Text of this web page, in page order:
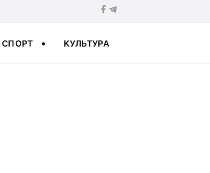
СПОРТ КУЛЬТУРА